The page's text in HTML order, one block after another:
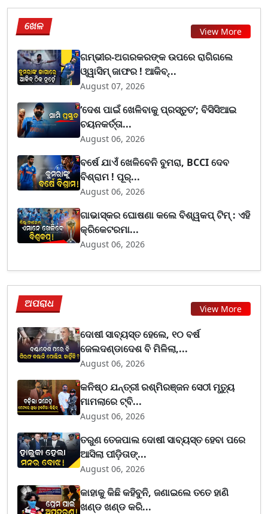
ଖେଳ View More
ଗମ୍ଭୀର-ଅଗରକରଙ୍କ ଉପରେ ରାଗିଗଲେ
ଓ୍ୱାସିମ୍ ଜାଫର ! ଆକିବ୍...
August 07, 2026
‘ଦେଶ ପାଇଁ ଖେଳିବାକୁ ପ୍ରସ୍ତୁତ’; ବିସିସିଆଇ
ଚୟନକର୍ତ୍ତା...
August 06, 2026
ବର୍ଷେ ଯାଏଁ ଖେଳିବେନି ବୁମରା, BCCI ଦେବ
ବିଶ୍ରାମ ! ପୂର୍...
August 06, 2026
ଗାଭାସ୍କର ଘୋଷଣା କଲେ ବିଶ୍ୱକପ୍ ଟିମ୍ : ଏହି
କ୍ରିକେଟରମା...
August 06, 2026
ଅପରାଧ View More
ଦୋଷୀ ସାବ୍ୟସ୍ତ ହେଲେ, ୧୦ ବର୍ଷ
ଜେଲଦଣ୍ଡାଦେଶ ବି ମିଳିଲା,...
August 06, 2026
କନିଷ୍ଠ ଯନ୍ତ୍ରୀ ରଶ୍ମିରଞ୍ଜନ ସେଠୀ ମୃତ୍ୟୁ
ମାମଲାରେ ଟ୍ବି...
August 06, 2026
ତରୁଣ ତେଜପାଲ ଦୋଷୀ ସାବ୍ୟସ୍ତ ହେବା ପରେ
ଆସିଲା ପୀଡ଼ିତାଙ୍...
August 06, 2026
କାହାକୁ କିଛି କହିବୁନି, ଜଣାଇଲେ ତତେ ହାଣି
ଖଣ୍ଡ ଖଣ୍ଡ କରି...